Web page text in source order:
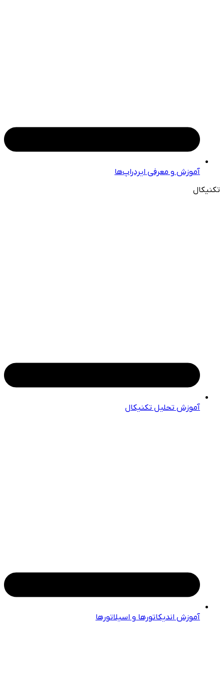
آموزش و معرفی ایردراپ‌ها
تکنیکال
آموزش تحلیل تکنیکال
آموزش اندیکاتورها و اسیلاتورها